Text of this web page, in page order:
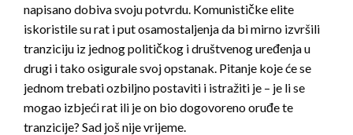
napisano dobiva svoju potvrdu. Komunističke elite
iskoristile su rat i put osamostaljenja da bi mirno izvršili
tranziciju iz jednog političkog i društvenog uređenja u
drugi i tako osigurale svoj opstanak. Pitanje koje će se
jednom trebati ozbiljno postaviti i istražiti je – je li se
mogao izbjeći rat ili je on bio dogovoreno oruđe te
tranzicije? Sad još nije vrijeme.